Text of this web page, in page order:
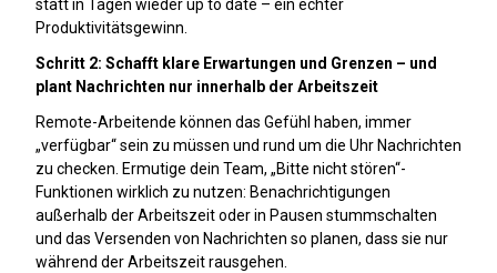
statt in Tagen wieder up to date – ein echter
Produktivitätsgewinn.
Schritt 2: Schafft klare Erwartungen und Grenzen – und
plant Nachrichten nur innerhalb der Arbeitszeit
Remote-Arbeitende können das Gefühl haben, immer
„verfügbar“ sein zu müssen und rund um die Uhr Nachrichten
zu checken. Ermutige dein Team, „Bitte nicht stören“-
Funktionen wirklich zu nutzen: Benachrichtigungen
außerhalb der Arbeitszeit oder in Pausen stummschalten
und das Versenden von Nachrichten so planen, dass sie nur
während der Arbeitszeit rausgehen.